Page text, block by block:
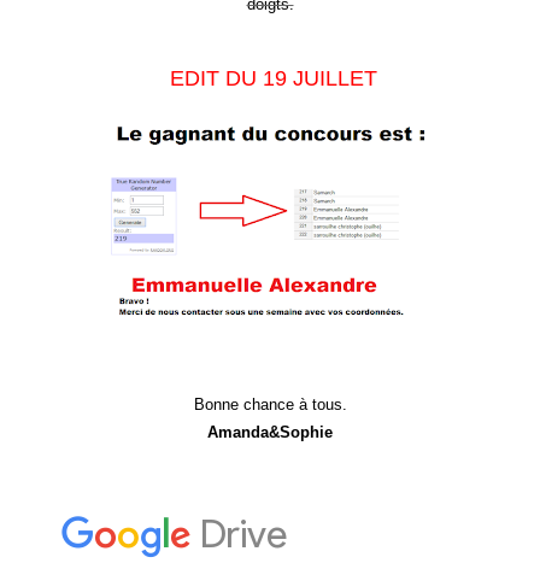
doigts.
EDIT DU 19 JUILLET
Bonne chance à tous.
Amanda&Sophie